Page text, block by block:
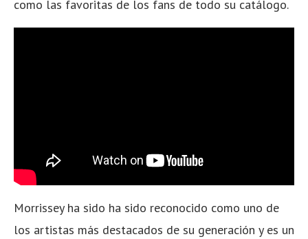
como las favoritas de los fans de todo su catálogo.
Morrissey ha sido ha sido reconocido como uno de
los artistas más destacados de su generación y es un